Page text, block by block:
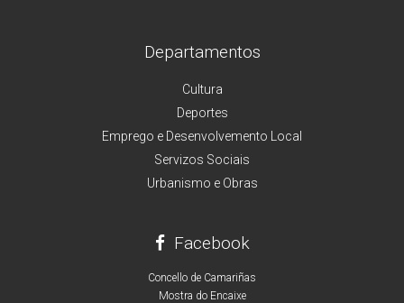
Departamentos
Cultura
Deportes
Emprego e Desenvolvemento Local
Servizos Sociais
Urbanismo e Obras
Facebook
Concello de Camariñas
Mostra do Encaixe